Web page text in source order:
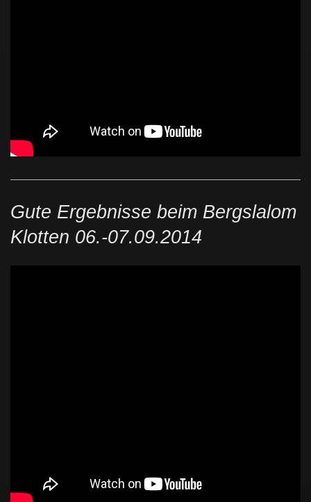
Gute Ergebnisse beim Bergslalom
Klotten 06.-07.09.2014